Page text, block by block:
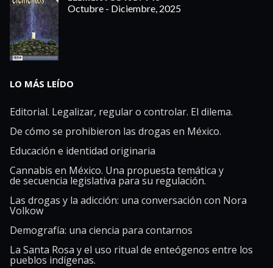
Octubre - Diciembre, 2025
LO MÁS LEÍDO
Editorial. Legalizar, regular o controlar. El dilema.
De cómo se prohibieron las drogas en México.
Educación e identidad originaria
Cannabis en México. Una propuesta temática y
de secuencia legislativa para su regulación.
Las drogas y la adicción: una conversación con Nora
Volkow
Demografía: una ciencia para contarnos
La Santa Rosa y el uso ritual de enteógenos entre los
pueblos indígenas.